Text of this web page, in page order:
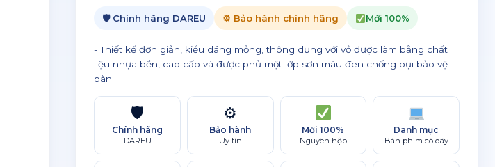
🛡 Chính hãng DAREU ⚙ Bảo hành chính hãng Mới 100%
- Thiết kế đơn giản, kiểu dáng mỏng, thông dụng với vỏ được làm bằng chất
liệu nhựa bền, cao cấp và được phủ một lớp sơn màu đen chống bụi bảo vệ
bàn...
🛡
Chính hãng
DAREU
⚙
Bảo hành
Uy tín
Mới 100%
Nguyên hộp
Danh mục
Bàn phím có dây